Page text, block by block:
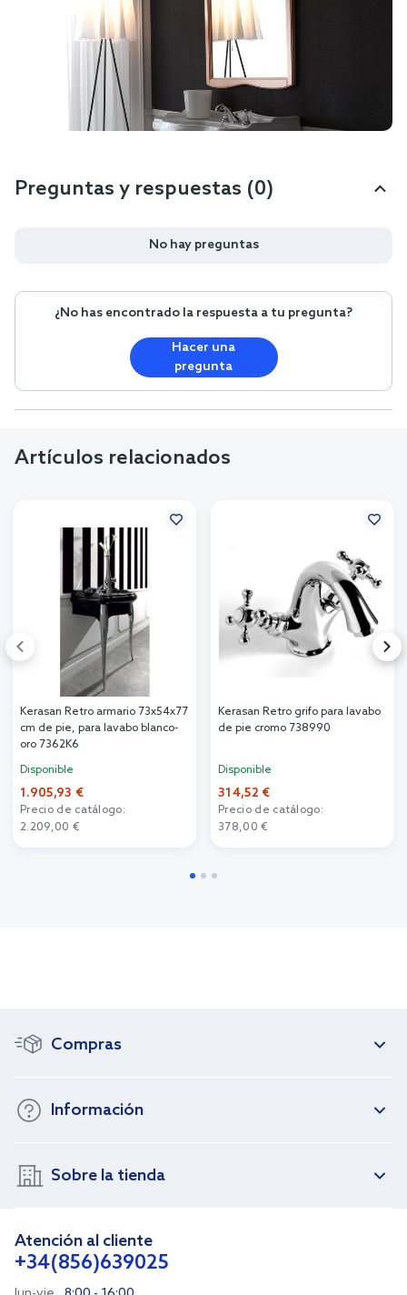
Preguntas y respuestas (0)
No hay preguntas
¿No has encontrado la respuesta a tu pregunta?
Hacer una
pregunta
Artículos relacionados
Kerasan Retro armario 73x54x77
cm de pie, para lavabo blanco-
oro 7362K6
Disponible
1.905,93 €
Precio de catálogo:
2.209,00 €
Kerasan Retro grifo para lavabo
de pie cromo 738990
Disponible
314,52 €
Precio de catálogo:
378,00 €
Compras
Información
Sobre la tienda
Atención al cliente
+34(856)639025